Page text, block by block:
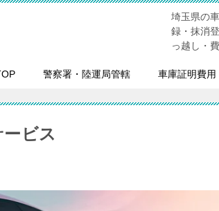
埼玉県の
録・抹消
っ越し・
警察署・陸運局管轄 車庫証明費用
ビス